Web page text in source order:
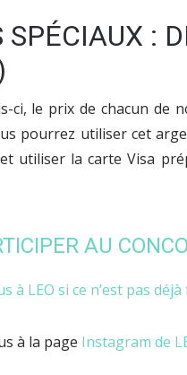
SPÉCIAUX :
ci, le prix de chacun de
pourrez utiliser cet
et utiliser la carte Visa
AU
à LEO si ce n’est pas déjà
à la page Instagram de